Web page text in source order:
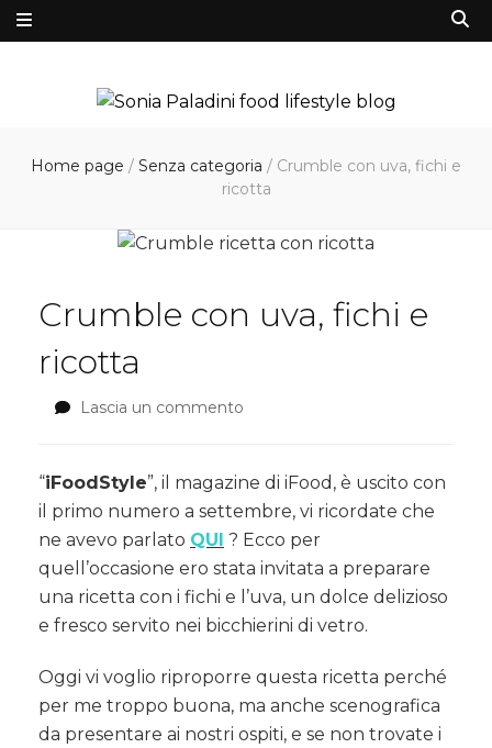
Home page / Senza categoria / Crumble con uva, fichi e
ricotta
Crumble con uva, fichi e
ricotta
Lascia un commento
uva,
fichi
e
ricotta
“iFoodStyle”, il magazine di iFood, è uscito con
il primo numero a settembre, vi ricordate che
ne avevo parlato QUI ? Ecco per
quell’occasione ero stata invitata a preparare
una ricetta con i fichi e l’uva, un dolce delizioso
e fresco servito nei bicchierini di vetro.
Oggi vi voglio riproporre questa ricetta perché
per me troppo buona, ma anche scenografica
da presentare ai nostri ospiti, e se non trovate i